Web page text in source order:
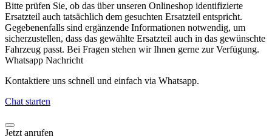
Bitte prüfen Sie, ob das über unseren Onlineshop identifizierte
Ersatzteil auch tatsächlich dem gesuchten Ersatzteil entspricht.
Gegebenenfalls sind ergänzende Informationen notwendig, um
sicherzustellen, dass das gewählte Ersatzteil auch in das gewünschte
Fahrzeug passt. Bei Fragen stehen wir Ihnen gerne zur Verfügung.
Whatsapp Nachricht
Kontaktiere uns schnell und einfach via Whatsapp.
Chat starten
Jetzt anrufen